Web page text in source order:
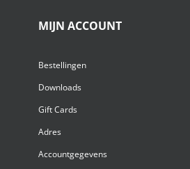
MIJN ACCOUNT
Bestellingen
Downloads
Gift Cards
Adres
Accountgegevens